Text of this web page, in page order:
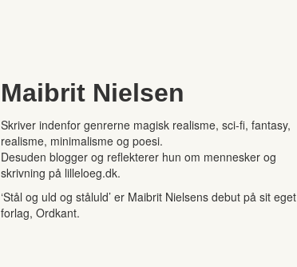
Maibrit Nielsen
Skriver indenfor genrerne magisk realisme, sci-fi, fantasy,
realisme, minimalisme og poesi.
Desuden blogger og reflekterer hun om mennesker og
skrivning på lilleloeg.dk.
‘Stål og uld og ståluld’ er Maibrit Nielsens debut på sit eget
forlag, Ordkant.